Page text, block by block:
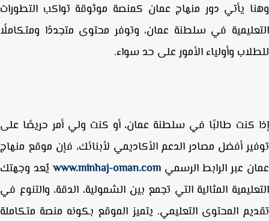
يأتي دورمنهاج عمانكمنصة موثوقة تواكب التطورات
في سلطنة عمان، وتوفر محتوى متجددًا ومتكاملًا
وأولياء الأمور على حد سواء.
كنت طالبًا في سلطنة عمان، أو كنت ولي أمر حريصًا على
أفضل مصادر الدعم الأكاديمي لأبنائك، فإنموقع منهاج
عبر الرابط الرسميwww.minhaj-oman.comيُعد وجهتك
المثالية التي تجمع بين الشمولية، الدقة، والتنوع في
المحتوى التعليمي. يتميز الموقع بكونه منصة متكاملة